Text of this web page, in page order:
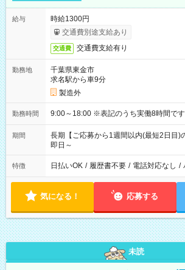
給与
時給1300円
交通費別途支給あり
交通費 交通費支給有り
勤務地
千葉県東金市
求名駅から車9分
製造外
勤務時間 9:00～18:00 ※表記のうち実働8時間です
期間
長期【ご応募から1週間以内(最短2日目)
即日～
特徴 日払いOK / 履歴書不要 / 電話対応なし /
気になる！ 応募する
未読